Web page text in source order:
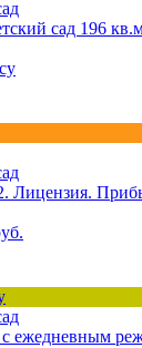
сад 196
Лицензия.
с ежедневным